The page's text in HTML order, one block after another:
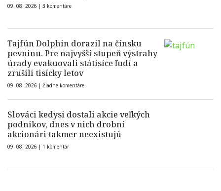
09. 08. 2026 | 3 komentáre
Tajfún Dolphin dorazil na čínsku
pevninu. Pre najvyšší stupeň výstrahy
úrady evakuovali státisíce ľudí a
zrušili tisícky letov
09. 08. 2026 | Žiadne komentáre
Slováci kedysi dostali akcie veľkých
podnikov, dnes v nich drobní
akcionári takmer neexistujú
09. 08. 2026 | 1 komentár